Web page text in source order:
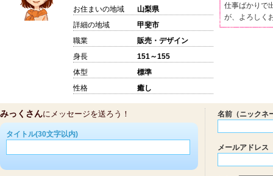
お住まいの地域
山梨県
詳細の地域
甲斐市
職業
販売・デザイン
身長
151～155
体型
標準
性格
癒し
仕事ばかりで
が、よろしく
みっくさんにメッセージを送ろう！
タイトル(30文字以内)
名前（ニックネ
メールアドレス